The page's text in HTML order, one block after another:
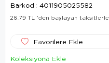
Barkod : 4011905025582
26,79 TL 'den başlayan taksitlerle
Favorilere Ekle
Koleksiyona Ekle